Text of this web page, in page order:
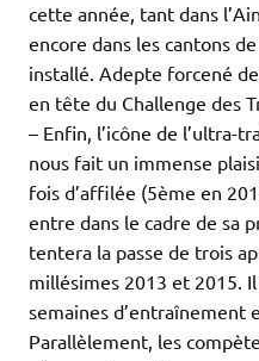
cette année, tant dans
encore dans les cantons
installé. Adepte forcené
en tête du Challenge des
– Enfin, l’icône de l’ultra-
nous fait un immense
fois d’affilée (5ème en
entre dans le cadre de sa
tentera la passe de trois
millésimes 2013 et 2015.
semaines d’entraînement
Parallèlement, les